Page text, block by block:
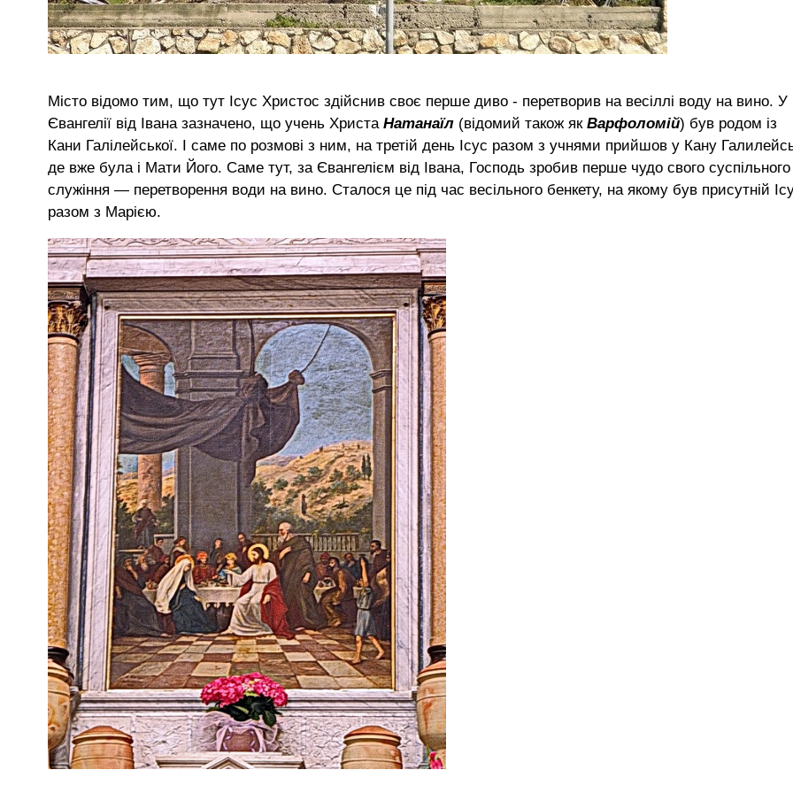
Місто відомо тим, що тут Ісус Христос здійснив своє перше диво - перетворив на весіллі воду на вино. У
Євангелії від Івана зазначено, що учень Христа Натанаїл (відомий також як Варфоломій) був родом із
Кани Галілейської. І саме по розмові з ним, на третій день Ісус разом з учнями прийшов у Кану
де вже була і Мати Його. Саме тут, за Євангелієм від Івана, Господь зробив перше чудо свого суспільного
служіння — перетворення води на вино. Сталося це під час весільного бенкету, на якому був присутній
разом з Марією.